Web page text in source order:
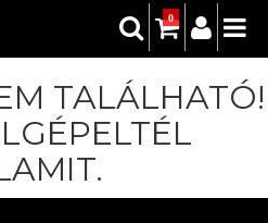
0
TALÁLHATÓ!